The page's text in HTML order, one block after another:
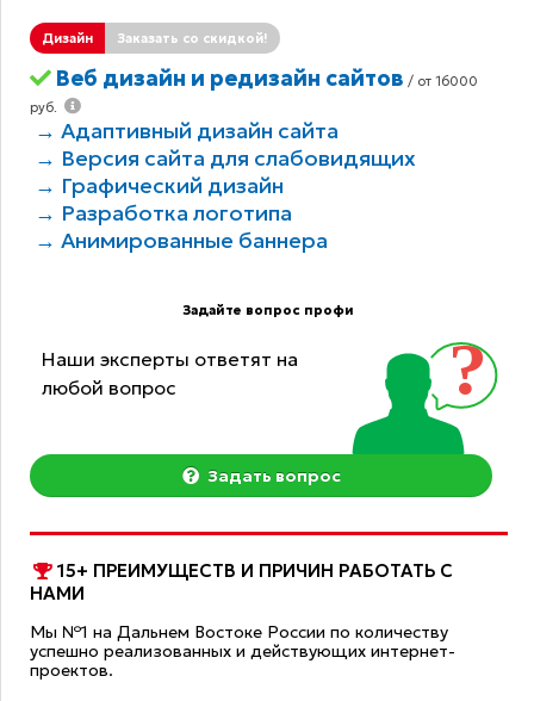
Дизайн Заказать со скидкой!
Веб дизайн и редизайн сайтов / от 16000
руб.
→ Адаптивный дизайн сайта
→ Версия сайта для слабовидящих
→ Графический дизайн
→ Разработка логотипа
→ Анимированные баннера
Задайте вопрос профи
Наши эксперты ответят на
любой вопрос
Задать вопрос
15+ ПРЕИМУЩЕСТВ И ПРИЧИН РАБОТАТЬ С
НАМИ
Мы №1 на Дальнем Востоке России по количеству
успешно реализованных и действующих интернет-
проектов.